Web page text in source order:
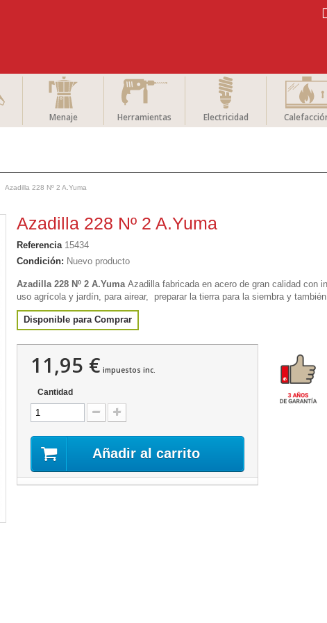
Menaje Herramientas Electricidad
Azadilla 228 Nº 2 A.Yuma
Azadilla 228 Nº 2 A.Yuma
Referencia 15434
Condición: Nuevo producto
Azadilla 228 Nº 2 A.Yuma Azadilla fabricada en acero de gran calidad con
uso agrícola y jardín, para airear, preparar la tierra para la siembra y
Disponible para Comprar
11,95 € impuestos inc.
Cantidad
Añadir al carrito